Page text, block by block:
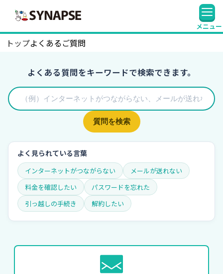
メニュー
トップよくあるご質問
よくある質問をキーワードで検索できます。
質問を検索
よく見られている言葉
インターネットがつながらない
メールが送れない
料金を確認したい
パスワードを忘れた
引っ越しの手続き
解約したい